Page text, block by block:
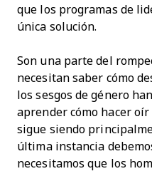
que los programas de
única solución.
Son una parte del
necesitan saber cómo
los sesgos de género
aprender cómo hacer
sigue siendo
última instancia
necesitamos que los